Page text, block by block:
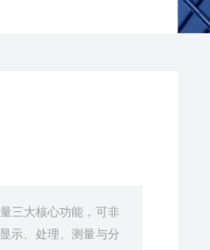
三大核心功能，可非
示、处理、测量与分